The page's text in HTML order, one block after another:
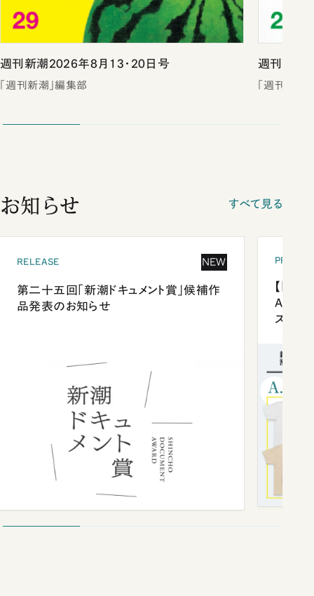
週刊新潮2026年8月13・20日号
「週刊新潮」編集部
週刊新潮
「週刊新潮
お知らせ すべて見る
RELEASE NEW
第二十五回「新潮ドキュメント賞」候補作
品発表のお知らせ
【「新
ズプレ